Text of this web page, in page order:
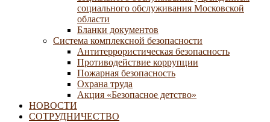
социального обслуживания Московской
области
Бланки документов
Система комплексной безопасности
Антитеррористическая безопасность
Противодействие коррупции
Пожарная безопасность
Охрана труда
Акция «Безопасное детство»
НОВОСТИ
СОТРУДНИЧЕСТВО